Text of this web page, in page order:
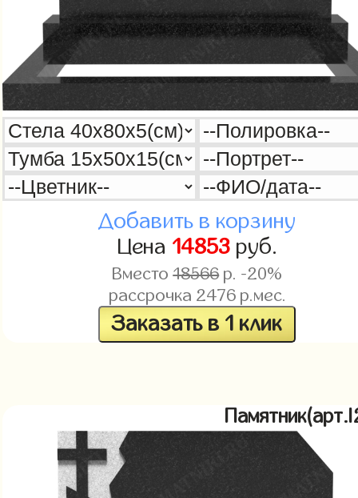
Добавить в корзину
Цена 14853руб.
Вместо18566р. -20%
рассрочка 2476р.мес.
Заказать в 1 клик